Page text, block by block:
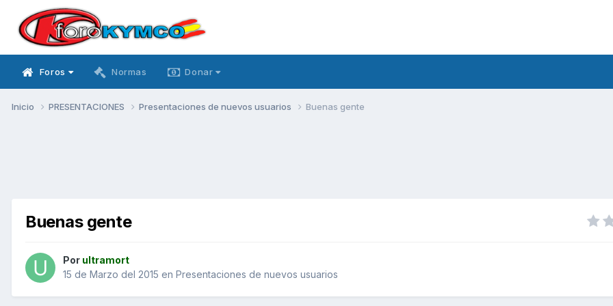
Foros Normas Donar
Inicio PRESENTACIONES Presentaciones de nuevos usuarios Buenas gente
Buenas gente
Por ultramort
15 de Marzo del 2015 en Presentaciones de nuevos usuarios